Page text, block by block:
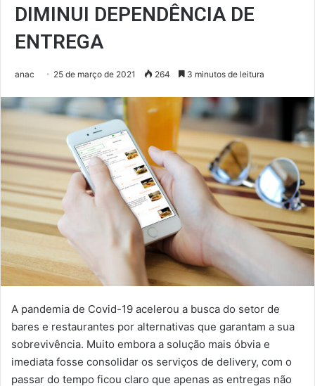
DIMINUI DEPENDÊNCIA DE
ENTREGA
anac 25 de março de 2021 264 3 minutos de leitura
A pandemia de Covid-19 acelerou a busca do setor de
bares e restaurantes por alternativas que garantam a sua
sobrevivência. Muito embora a solução mais óbvia e
imediata fosse consolidar os serviços de delivery, com o
passar do tempo ficou claro que apenas as entregas não